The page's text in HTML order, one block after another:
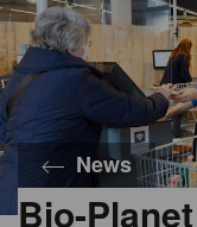
News
Bio-